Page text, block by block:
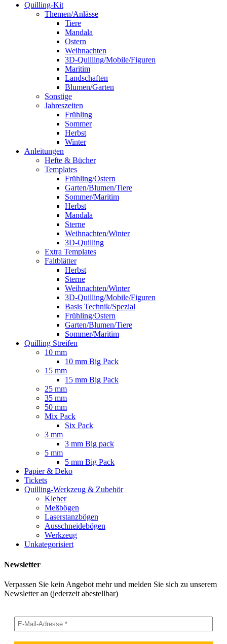
Quilling-Kit
Themen/Anlässe
Tiere
Mandala
Ostern
Weihnachten
3D-Quilling/Mobile/Figuren
Maritim
Landschaften
Blumen/Garten
Sonstige
Jahreszeiten
Frühling
Sommer
Herbst
Winter
Anleitungen
Hefte & Bücher
Templates
Frühling/Ostern
Garten/Blumen/Tiere
Sommer/Maritim
Herbst
Mandala
Sterne
Weihnachten/Winter
3D-Quilling
Extra Templates
Faltblätter
Herbst
Sterne
Weihnachten/Winter
3D-Quilling/Mobile/Figuren
Basis Technik/Spezial
Frühling/Ostern
Garten/Blumen/Tiere
Sommer/Maritim
Quilling Streifen
10 mm
10 mm Big Pack
15 mm
15 mm Big Pack
25 mm
35 mm
50 mm
Mix Pack
Six Pack
3 mm
3 mm Big pack
5 mm
5 mm Big Pack
Papier & Deko
Tickets
Quilling-Werkzeug & Zubehör
Kleber
Meßbögen
Laserstanzbögen
Ausschneidebögen
Werkzeug
Unkategorisiert
Newsletter
Verpassen Sie kein Angebot mehr und melden Sie sich zu unserem
Newsletter an (jederzeit abestellbar)